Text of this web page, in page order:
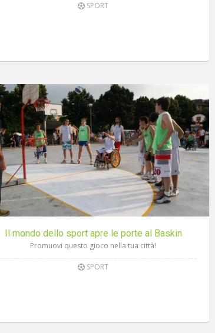
SPORT
Il mondo dello sport apre le porte al Baskin
Promuovi questo gioco nella tua città!
SPORT